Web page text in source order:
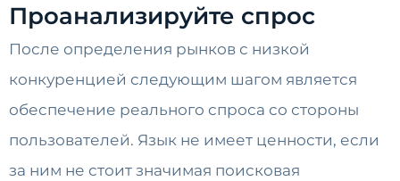
Проанализируйте спрос
После определения рынков с низкой
конкуренцией следующим шагом является
обеспечение реального спроса со стороны
пользователей. Язык не имеет ценности, если
за ним не стоит значимая поисковая